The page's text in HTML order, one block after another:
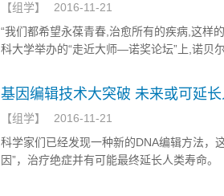
【组学】
2016-11-21
“我们都希望永葆青春,治愈所有的疾病,这样
科大学举办的“走近大师—诺奖论坛”上,诺贝
因突变,干涉‘未来可能发生的疾病’。”
基因编辑技术大突破 未来或可延
【组学】
2016-11-21
科学家们已经发现一种新的DNA编辑方法，
因”，治疗绝症并有可能最终延长人类寿命。